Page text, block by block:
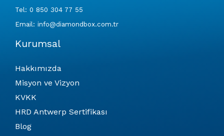
Tel: 0 850 304 77 55
Email: info@diamondbox.com.tr
Kurumsal
Hakkımızda
Misyon ve Vizyon
KVKK
HRD Antwerp Sertifikası
Blog